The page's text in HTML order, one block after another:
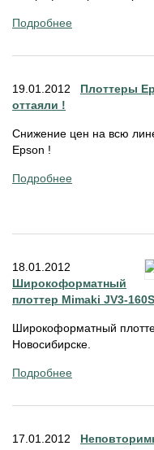
Подробнее
19.01.2012 Плоттеры
оттаяли !
Снижение цен на всю
Epson !
Подробнее
18.01.2012
Широкоформатный
плоттер Mimaki JV3-
Широкоформатный
Новосибирске.
Подробнее
17.01.2012